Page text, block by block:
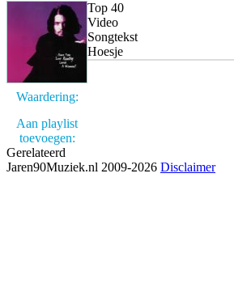
Waardering:
Aan playlist
toevoegen:
Top 40
Video
Songtekst
Hoesje
Gerelateerd
Jaren90Muziek.nl 2009-2026 Disclaimer